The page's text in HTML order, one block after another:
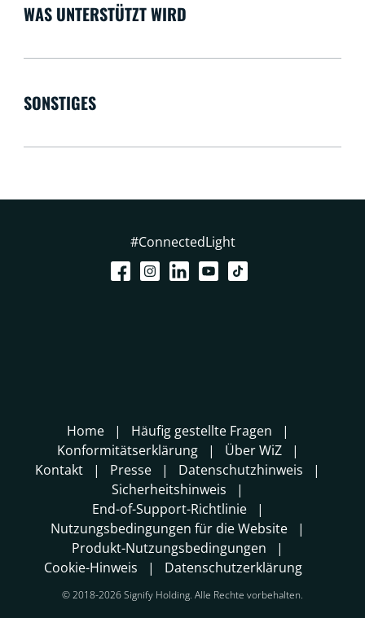
WAS UNTERSTÜTZT WIRD
SONSTIGES
#ConnectedLight
Home
Häufig gestellte Fragen
Konformitätserklärung
Über WiZ
Kontakt
Presse
Datenschutzhinweis
Sicherheitshinweis
End-of-Support-Richtlinie
Nutzungsbedingungen für die Website
Produkt-Nutzungsbedingungen
Cookie-Hinweis
Datenschutzerklärung
© 2018-2026 Signify Holding. Alle Rechte vorbehalten.